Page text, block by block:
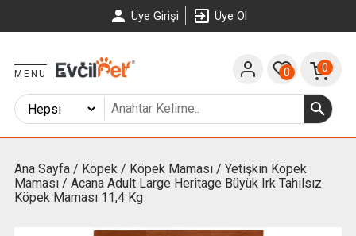
Üye Girişi Üye Ol
MENU 0 0
Ana Sayfa/ Köpek/ Köpek Maması/ Yetişkin Köpek
Maması/ Acana Adult Large Heritage Büyük Irk Tahılsız
Köpek Maması 11,4 Kg